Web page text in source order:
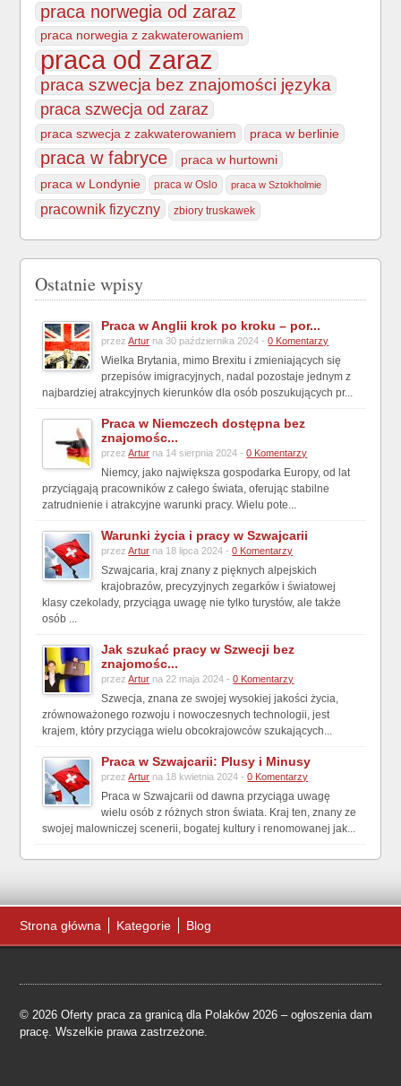
praca norwegia od zaraz
praca norwegia z zakwaterowaniem
praca od zaraz
praca szwecja bez znajomości języka
praca szwecja od zaraz
praca szwecja z zakwaterowaniem praca w berlinie
praca w fabryce
praca w hurtowni
praca w Londynie
praca w Oslo praca w Sztokholmie
pracownik fizyczny zbiory truskawek
Ostatnie wpisy
Praca w Anglii krok po kroku – por...
przezArtur na 30 października 2024 -0 Komentarzy
Wielka Brytania, mimo Brexitu i zmieniających się
przepisów imigracyjnych, nadal pozostaje jednym z
najbardziej atrakcyjnych kierunków dla osób poszukujących pr...
Praca w Niemczech dostępna bez
znajomośc...
przezArtur na 14 sierpnia 2024 -0 Komentarzy
Niemcy, jako największa gospodarka Europy, od lat
przyciągają pracowników z całego świata, oferując stabilne
zatrudnienie i atrakcyjne warunki pracy. Wielu pote...
Warunki życia i pracy w Szwajcarii
przezArtur na 18 lipca 2024 -0 Komentarzy
Szwajcaria, kraj znany z pięknych alpejskich
krajobrazów, precyzyjnych zegarków i światowej
klasy czekolady, przyciąga uwagę nie tylko turystów, ale także
osób ...
Jak szukać pracy w Szwecji bez
znajomośc...
przezArtur na 22 maja 2024 -0 Komentarzy
Szwecja, znana ze swojej wysokiej jakości życia,
zrównoważonego rozwoju i nowoczesnych technologii, jest
krajem, który przyciąga wielu obcokrajowców szukających...
Praca w Szwajcarii: Plusy i Minusy
przezArtur na 18 kwietnia 2024 -0 Komentarzy
Praca w Szwajcarii od dawna przyciąga uwagę
wielu osób z różnych stron świata. Kraj ten, znany ze
swojej malowniczej scenerii, bogatej kultury i renomowanej jak...
Strona główna Kategorie Blog
© 2026 Oferty praca za granicą dla Polaków 2026 – ogłoszenia dam
pracę. Wszelkie prawa zastrzeżone.